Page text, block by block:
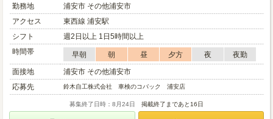
勤務地
浦安市 その他浦安市
アクセス
東西線 浦安駅
シフト
週2日以上 1日5時間以上
時間帯
早朝 朝 昼 夕方 夜
夜勤
面接地
浦安市 その他浦安市
応募先
鈴木自工株式会社 車検のコバック 浦安店
募集終了日時：8月24日 掲載終了まであと16日